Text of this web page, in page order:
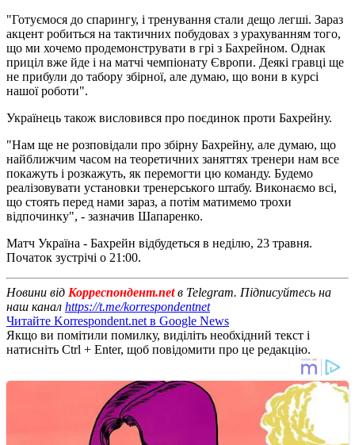
"Готуємося до спарингу, і тренування стали дещо легші. Зараз
акцент робиться на тактичних побудовах з урахуванням того,
що ми хочемо продемонструвати в грі з Бахрейном. Однак
приціл вже йде і на матчі чемпіонату Європи. Деякі гравці ще
не прибули до табору збірної, але думаю, що вони в курсі
нашої роботи".
Українець також висловився про поєдинок проти Бахрейну.
"Нам ще не розповідали про збірну Бахрейну, але думаю, що
найближчим часом на теоретичних заняттях тренери нам все
покажуть і розкажуть, як перемогти цю команду. Будемо
реалізовувати установки тренерського штабу. Виконаємо всі,
що стоять перед нами зараз, а потім матимемо трохи
відпочинку", - зазначив Шапаренко.
Матч Україна - Бахрейн відбудеться в неділю, 23 травня.
Початок зустрічі о 21:00.
Новини від Корреспондент.netв Telegram. Підписуйтесь на
наш канал https://t.me/korrespondentnet
Читайте Korrespondent.net в Google News
Якщо ви помітили помилку, виділіть необхідний текст і
натисніть Ctrl + Enter, щоб повідомити про це редакцію.